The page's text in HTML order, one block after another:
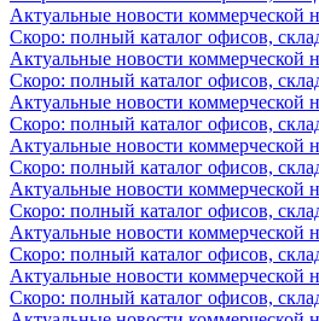
Актуальные новости коммерческой
Скоро: полный каталог офисов,
Актуальные новости коммерческой
Скоро: полный каталог офисов,
Актуальные новости коммерческой
Скоро: полный каталог офисов,
Актуальные новости коммерческой
Скоро: полный каталог офисов,
Актуальные новости коммерческой
Скоро: полный каталог офисов,
Актуальные новости коммерческой
Скоро: полный каталог офисов,
Актуальные новости коммерческой
Скоро: полный каталог офисов,